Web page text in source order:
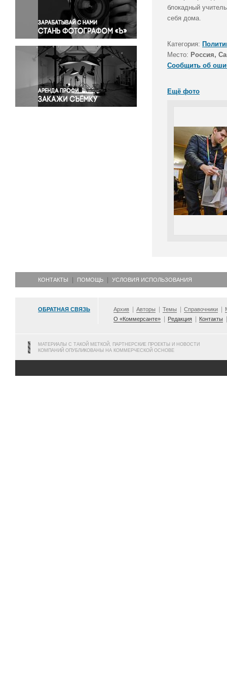
Правосудие
Происшествия и конфликты
Религия
Светская жизнь
Спорт
Экология
Экономика и бизнес
блокадный
себя дома.
Категория:
Место: Россия,
Сообщить об
Ещё фото
КОНТАКТЫ ПОМОЩЬ УСЛОВИЯ ИСПОЛЬЗОВАНИЯ
ОБРАТНАЯ СВЯЗЬ Архив Авторы Темы Справочники
О «Коммерсанте»
Редакция Контакты
МАТЕРИАЛЫ С ТАКОЙ МЕТКОЙ, ПАРТНЕРСКИЕ ПРОЕКТЫ И НОВОСТИ
КОМПАНИЙ ОПУБЛИКОВАНЫ НА КОММЕРЧЕСКОЙ ОСНОВЕ